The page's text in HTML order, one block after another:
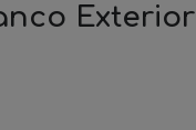
Exterior